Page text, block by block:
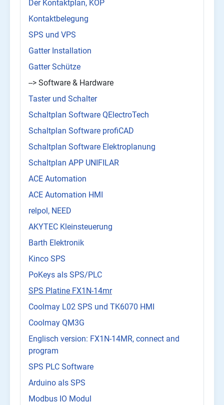
Der Kontaktplan, KOP
Kontaktbelegung
SPS und VPS
Gatter Installation
Gatter Schütze
--> Software & Hardware
Taster und Schalter
Schaltplan Software QElectroTech
Schaltplan Software profiCAD
Schaltplan Software Elektroplanung
Schaltplan APP UNIFILAR
ACE Automation
ACE Automation HMI
relpol, NEED
AKYTEC Kleinsteuerung
Barth Elektronik
Kinco SPS
PoKeys als SPS/PLC
SPS Platine FX1N-14mr
Coolmay L02 SPS und TK6070 HMI
Coolmay QM3G
Englisch version: FX1N-14MR, connect and
program
SPS PLC Software
Arduino als SPS
Modbus IO Modul